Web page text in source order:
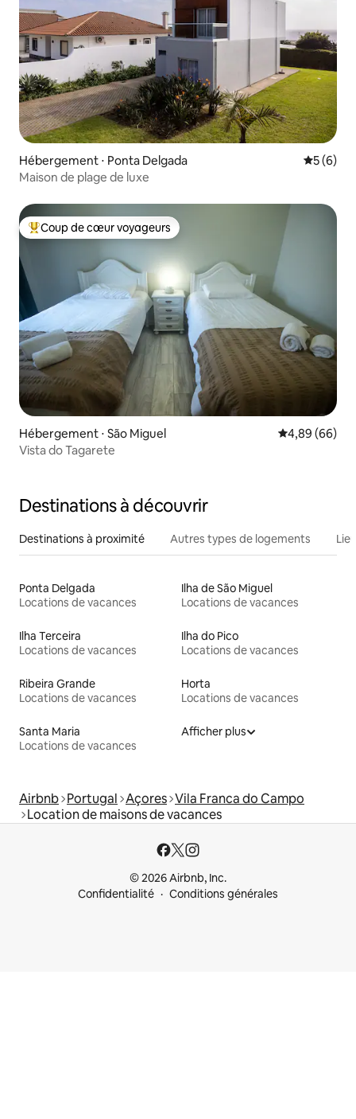
Hébergement ⋅ Ponta Delgada
5 (6)
Maison de plage de luxe
Coups de cœur voyageurs les plus appréciés
Coup de cœur voyageurs
Hébergement ⋅ São Miguel Évaluation
4,89 (66)
Vista do Tagarete
Destinations à découvrir
Destinations à proximité Autres types de logements
Ponta Delgada
Locations de vacances
Ilha de São Miguel
Locations de vacances
Ilha Terceira
Locations de vacances
Ilha do Pico
Locations de vacances
Ribeira Grande
Locations de vacances
Horta
Locations de vacances
Santa Maria
Locations de vacances
Afficher plus
Airbnb Portugal Açores Vila Franca do Campo
Location de maisons de vacances
© 2026 Airbnb, Inc.
Confidentialité
Conditions générales